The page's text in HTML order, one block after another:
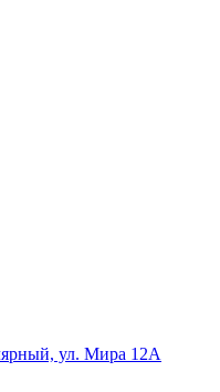
ул. Мира 12А